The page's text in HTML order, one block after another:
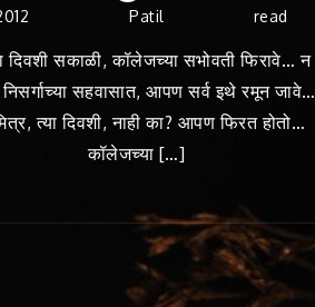
Patil
read
दिवशी सकाळी, कॉलेजच्या सभोवती फिरावे… न
सहवासात, आपण सर्व इथे रमून जावे…
त्या दिवशी, नाही का? आपण फिरत होतो…
कॉलेजच्या […]